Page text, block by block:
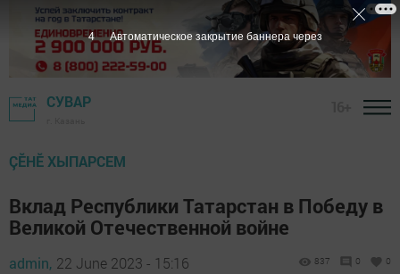
СУВАР
ÇӖНӖ ХЫПАРСЕМ
Вклад Республики Татарстан в Победу в
Великой Отечественной войне
admin, 22 June 2023 - 15:16 837 0 0
3 Автоматическое закрытие баннера через